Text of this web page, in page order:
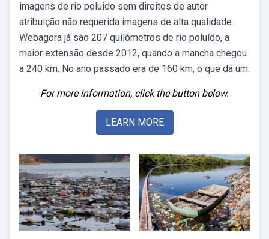
imagens de rio poluido sem direitos de autor
atribuição não requerida imagens de alta qualidade.
Webagora já são 207 quilômetros de rio poluído, a
maior extensão desde 2012, quando a mancha chegou
a 240 km. No ano passado era de 160 km, o que dá um.
For more information, click the button below.
LEARN MORE